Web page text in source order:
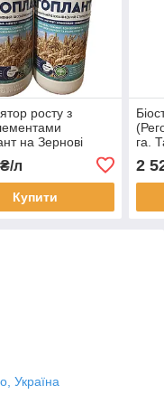
росту з
на Зернові
на
Ячмінь
л
Купити
га.
2
Україна